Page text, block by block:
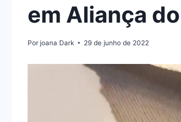
em Aliança
Por joana Dark 29 de junho de 2022